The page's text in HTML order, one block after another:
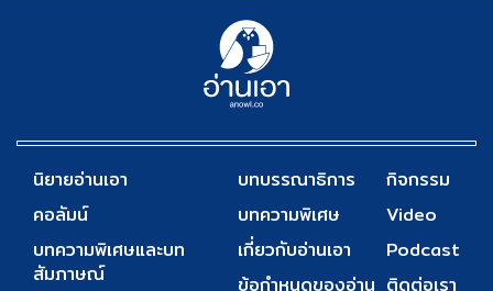
นิยายอ่านเอา
คอลัมน์
บทความพิเศษและบท
สัมภาษณ์
บทบรรณาธิการ
บทความพิเศษ
เกี่ยวกับอ่านเอา
ข้อกำหนดของอ่าน
กิจกรรม
Video
Podcast
ติดต่อเรา